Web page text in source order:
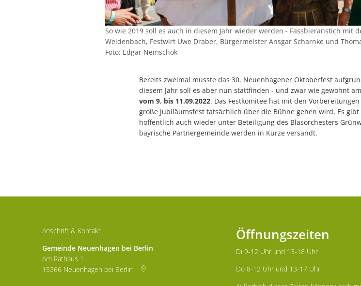
So wie 2019 soll es auch in diesem Jahr wieder werden - Fassbieranstich mit
Weidenbach, Festwirt Uwe Draber, Bürgermeister Ansgar Scharnke und
Foto; Edgar Nemschok
Bereits zweimal musste das 30. Neuenhagener Oktoberfest
diesem Jahr soll es aber nun stattfinden - und zwar wie gewohnt
vom 9. bis 11.09.2022. Das Festkomitee hat mit den
große Jubiläumsfest tatsächlich über die Bühne gehen wird. Es
hoffentlich auch wieder unter Beteiligung des Blasorchesters
bayrische Partnergemeinde werden in Kürze versandt.
Anschrift & Kontakt
Gemeinde Neuenhagen bei Berlin
Am Rathaus 1
15366 Neuenhagen bei Berlin
Öffnungszeiten
Di 9-12 Uhr und 13-18 Uhr
Do 8-12 Uhr und 13-17 Uhr